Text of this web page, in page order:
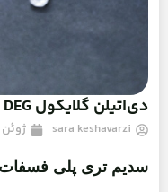
دی‌اتیلن گلایکول DEG چیست؟ 16 کاربرد متنوع
sara keshavarzi ژوئن 11, 2024
سدیم تری پلی